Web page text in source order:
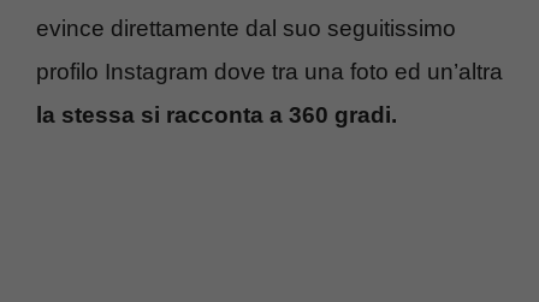
evince direttamente dal suo seguitissimo
profilo Instagram dove tra una foto ed un’altra
la stessa si racconta a 360 gradi.